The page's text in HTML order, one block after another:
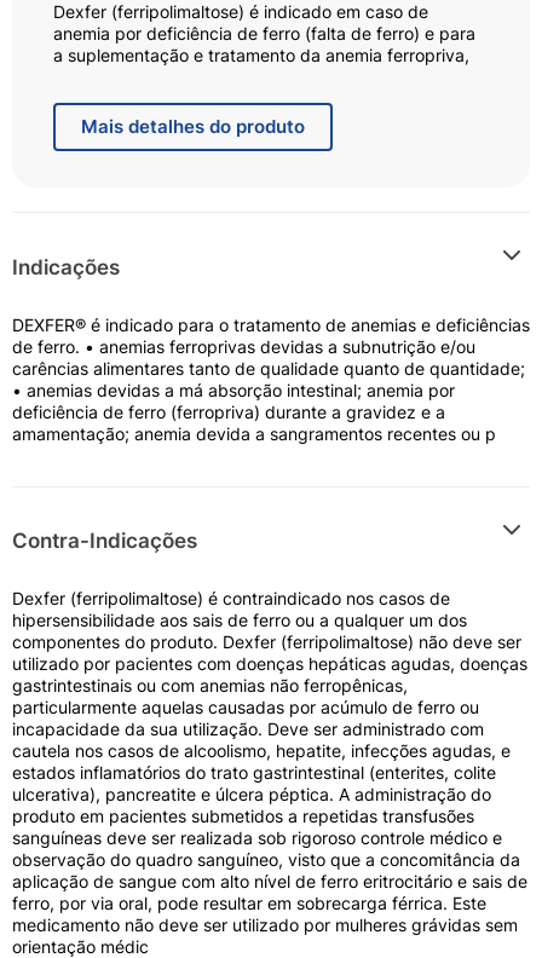
Dexfer (ferripolimaltose) é indicado em caso de
anemia por deficiência de ferro (falta de ferro) e para
a suplementação e tratamento da anemia ferropriva,
Mais detalhes do produto
Indicações
DEXFER® é indicado para o tratamento de anemias e deficiências
de ferro. • anemias ferroprivas devidas a subnutrição e/ou
carências alimentares tanto de qualidade quanto de quantidade;
• anemias devidas a má absorção intestinal; anemia por
deficiência de ferro (ferropriva) durante a gravidez e a
amamentação; anemia devida a sangramentos recentes ou p
Contra-Indicações
Dexfer (ferripolimaltose) é contraindicado nos casos de
hipersensibilidade aos sais de ferro ou a qualquer um dos
componentes do produto. Dexfer (ferripolimaltose) não deve ser
utilizado por pacientes com doenças hepáticas agudas, doenças
gastrintestinais ou com anemias não ferropênicas,
particularmente aquelas causadas por acúmulo de ferro ou
incapacidade da sua utilização. Deve ser administrado com
cautela nos casos de alcoolismo, hepatite, infecções agudas, e
estados inflamatórios do trato gastrintestinal (enterites, colite
ulcerativa), pancreatite e úlcera péptica. A administração do
produto em pacientes submetidos a repetidas transfusões
sanguíneas deve ser realizada sob rigoroso controle médico e
observação do quadro sanguíneo, visto que a concomitância da
aplicação de sangue com alto nível de ferro eritrocitário e sais de
ferro, por via oral, pode resultar em sobrecarga férrica. Este
medicamento não deve ser utilizado por mulheres grávidas sem
orientação médic